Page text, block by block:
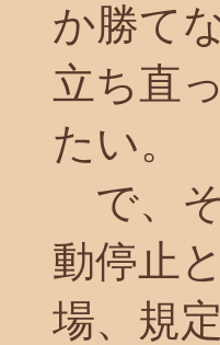
か勝て
立ち直
たい。
で、そ
動停止
場、規